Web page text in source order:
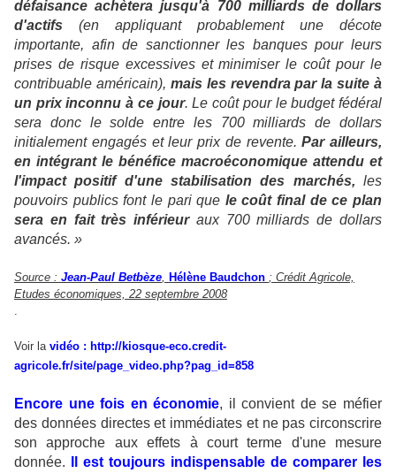
défaisance achètera jusqu'à 700 milliards de dollars
d'actifs (en appliquant probablement une décote
importante, afin de sanctionner les banques pour leurs
prises de risque excessives et minimiser le coût pour le
contribuable américain), mais les revendra par la suite à
un prix inconnu à ce jour. Le coût pour le budget fédéral
sera donc le solde entre les 700 milliards de dollars
initialement engagés et leur prix de revente.Par ailleurs,
en intégrant le bénéfice macroéconomique attendu et
l'impact positif d'une stabilisation des marchés, les
pouvoirs publics font le pari que le coût final de ce plan
sera en fait très inférieuraux 700 milliards de dollars
avancés. »
Source : Jean-Paul Betbèze, Hélène Baudchon ; Crédit Agricole,
Etudes économiques, 22 septembre 2008
.
Voir la vidéo : http://kiosque-eco.credit-
agricole.fr/site/page_video.php?pag_id=858
Encore une fois en économie, il convient de se méfier
des données directes et immédiates et ne pas circonscrire
son approche aux effets à court terme d'une mesure
donnée.
Il est toujours indispensable de comparer les